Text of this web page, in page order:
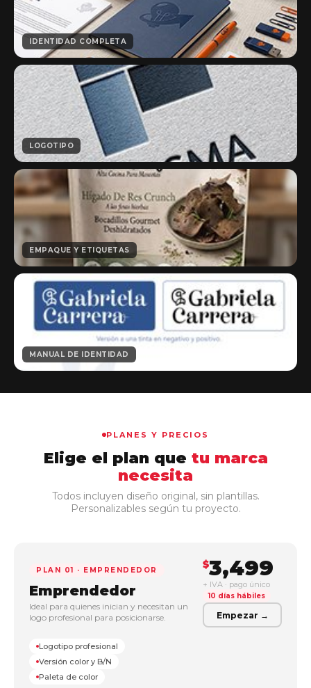
IDENTIDAD COMPLETA
LOGOTIPO
EMPAQUE Y ETIQUETAS
MANUAL DE IDENTIDAD
PLANES Y PRECIOS
Elige el plan que tu marca
necesita
Todos incluyen diseño original, sin plantillas.
Personalizables según tu proyecto.
PLAN 01 · EMPRENDEDOR
Emprendedor
Ideal para quienes inician y necesitan un
logo profesional para posicionarse.
Logotipo profesional
Versión color y B/N
Paleta de color
$3,499
+ IVA · pago único
10 días hábiles
Empezar →